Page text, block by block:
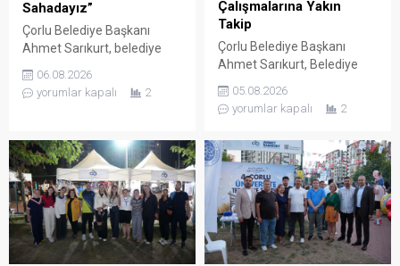
Sahadayız”
Çorlu Belediye Başkanı
Ahmet Sarıkurt, belediye
faaliyetlerini yerinde
denetlemek ve
vatandaşlarla birebir temas
gerçekleştirdiği mahalle
gezilerine aralıksız devam
ediyor. Başkan Sarıkurt,
Kemalettin Mahallesi’nde
yürütülen çalışmaları
inceleyerek esnaf ve
vatandaşların taleplerini
dinledi. Çorlu Belediye
06.08.2026
yorumlar kapalı
2
Çalışmalarına Yakın
Takip
Çorlu Belediye Başkanı
Ahmet Sarıkurt, Belediye
Kum ile birlikte kentin farklı
noktalarında sürdürülen
çalışmalarını yerinde
inceledi. Çorlu Belediyesi,
vatandaşların daha güvenli,
konforlu ve modern ulaşım
imkânlarına kavuşması
amacıyla kent genelindeki
yol yapım, bakım ve onarım
05.08.2026
yorumlar kapalı
2